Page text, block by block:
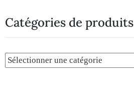
Catégories de produits